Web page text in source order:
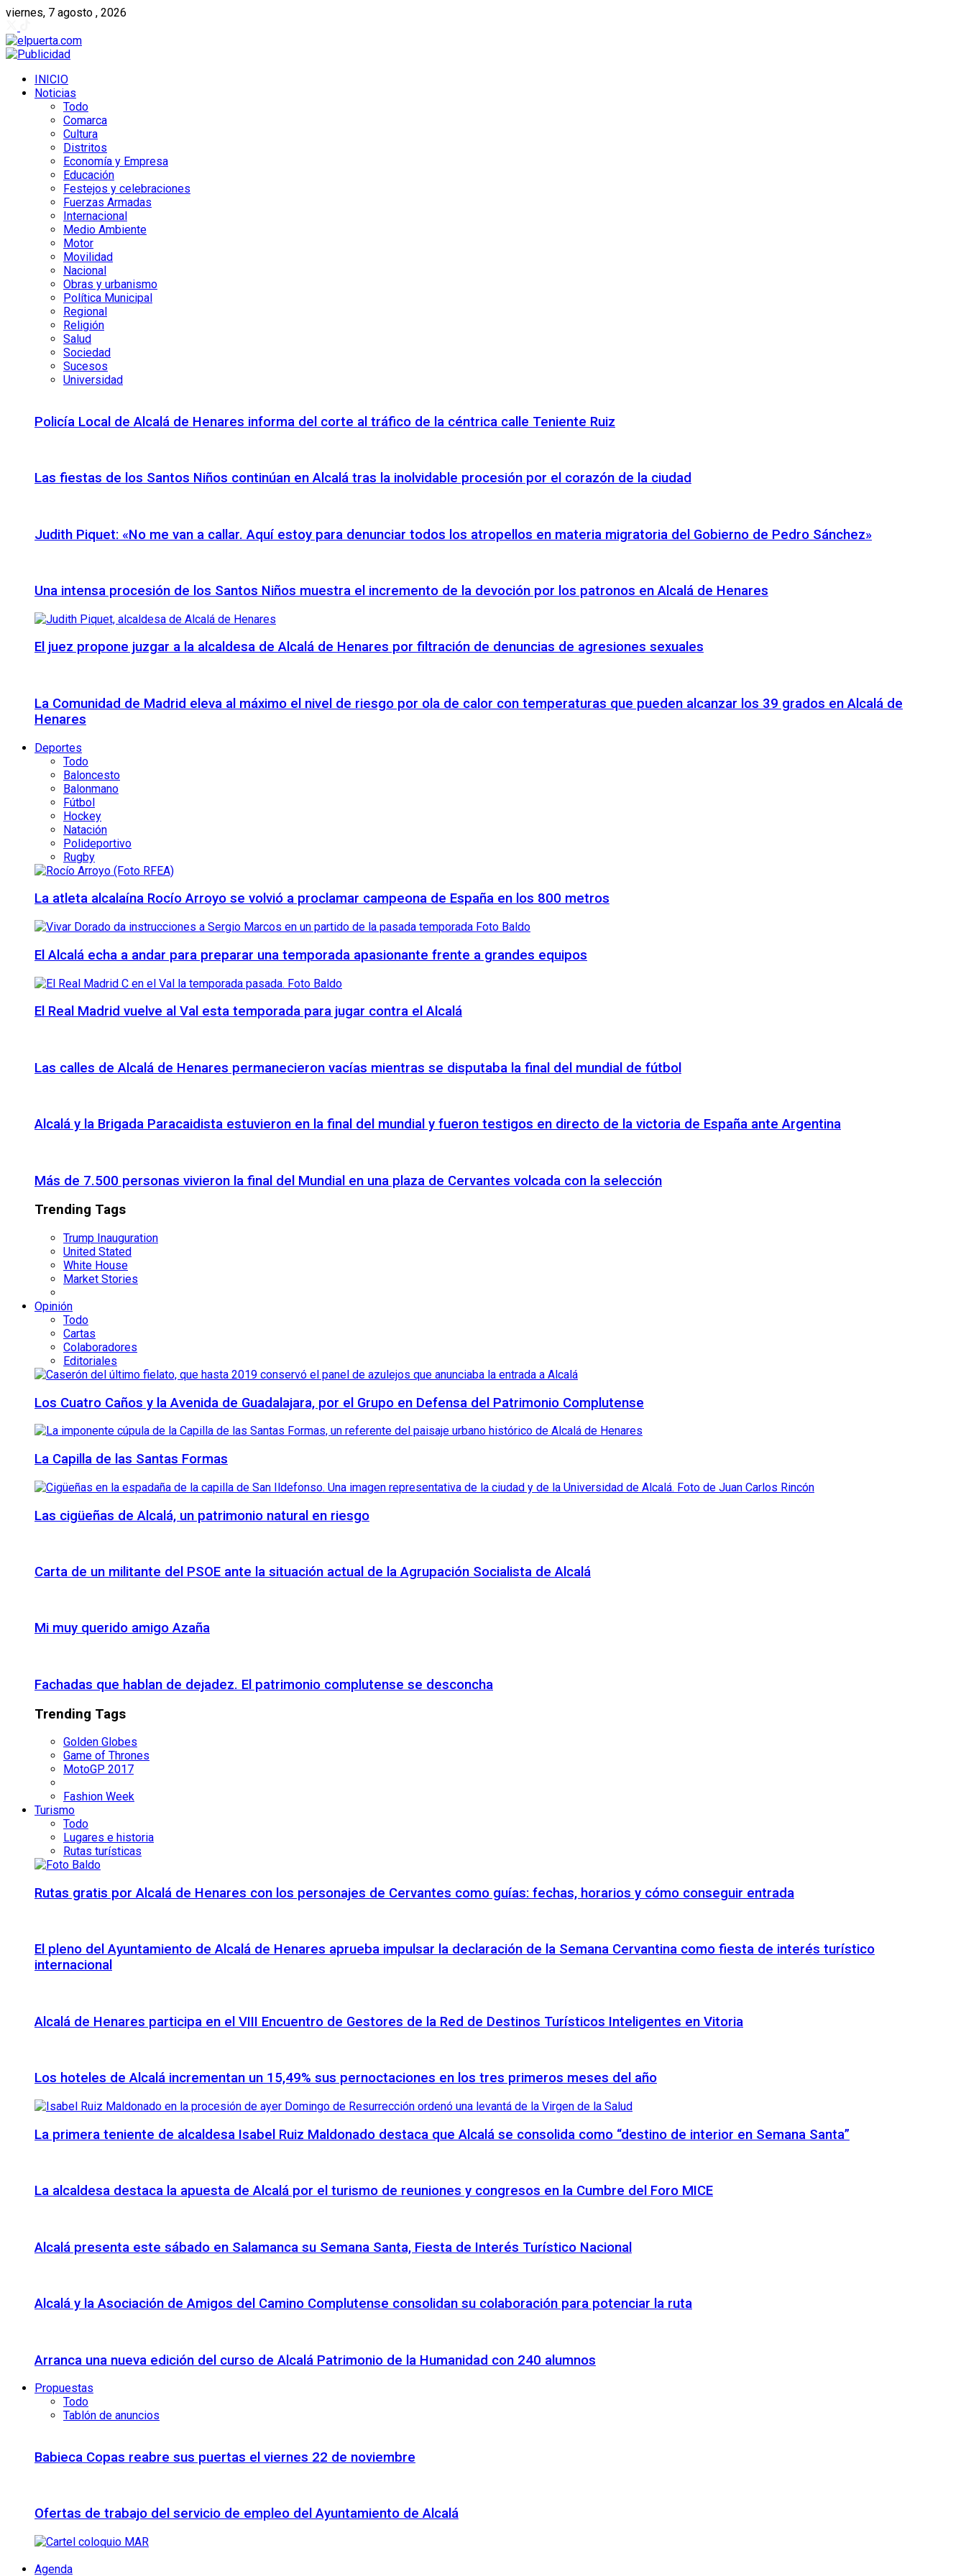
viernes, 7 agosto , 2026
INICIO
Noticias
Todo
Comarca
Cultura
Distritos
Economía y Empresa
Educación
Festejos y celebraciones
Fuerzas Armadas
Internacional
Medio Ambiente
Motor
Movilidad
Nacional
Obras y urbanismo
Política Municipal
Regional
Religión
Salud
Sociedad
Sucesos
Universidad
Policía Local de Alcalá de Henares informa del corte al tráfico de la céntrica calle Teniente Ruiz
Las fiestas de los Santos Niños continúan en Alcalá tras la inolvidable procesión por el corazón de la ciudad
Judith Piquet: «No me van a callar. Aquí estoy para denunciar todos los atropellos en materia migratoria del Gobierno de Pedro Sánchez»
Una intensa procesión de los Santos Niños muestra el incremento de la devoción por los patronos en Alcalá de Henares
El juez propone juzgar a la alcaldesa de Alcalá de Henares por filtración de denuncias de agresiones sexuales
La Comunidad de Madrid eleva al máximo el nivel de riesgo por ola de calor con temperaturas que pueden alcanzar los 39 grados en Alcalá de
Henares
Deportes
Todo
Baloncesto
Balonmano
Fútbol
Hockey
Natación
Polideportivo
Rugby
La atleta alcalaína Rocío Arroyo se volvió a proclamar campeona de España en los 800 metros
El Alcalá echa a andar para preparar una temporada apasionante frente a grandes equipos
El Real Madrid vuelve al Val esta temporada para jugar contra el Alcalá
Las calles de Alcalá de Henares permanecieron vacías mientras se disputaba la final del mundial de fútbol
Alcalá y la Brigada Paracaidista estuvieron en la final del mundial y fueron testigos en directo de la victoria de España ante Argentina
Más de 7.500 personas vivieron la final del Mundial en una plaza de Cervantes volcada con la selección
Trending Tags
Trump Inauguration
United Stated
White House
Market Stories
Opinión
Todo
Cartas
Colaboradores
Editoriales
Los Cuatro Caños y la Avenida de Guadalajara, por el Grupo en Defensa del Patrimonio Complutense
La Capilla de las Santas Formas
Las cigüeñas de Alcalá, un patrimonio natural en riesgo
Carta de un militante del PSOE ante la situación actual de la Agrupación Socialista de Alcalá
Mi muy querido amigo Azaña
Fachadas que hablan de dejadez. El patrimonio complutense se desconcha
Trending Tags
Golden Globes
Game of Thrones
MotoGP 2017
Fashion Week
Turismo
Todo
Lugares e historia
Rutas turísticas
Rutas gratis por Alcalá de Henares con los personajes de Cervantes como guías: fechas, horarios y cómo conseguir entrada
El pleno del Ayuntamiento de Alcalá de Henares aprueba impulsar la declaración de la Semana Cervantina como fiesta de interés turístico
internacional
Alcalá de Henares participa en el VIII Encuentro de Gestores de la Red de Destinos Turísticos Inteligentes en Vitoria
Los hoteles de Alcalá incrementan un 15,49% sus pernoctaciones en los tres primeros meses del año
La primera teniente de alcaldesa Isabel Ruiz Maldonado destaca que Alcalá se consolida como “destino de interior en Semana Santa”
La alcaldesa destaca la apuesta de Alcalá por el turismo de reuniones y congresos en la Cumbre del Foro MICE
Alcalá presenta este sábado en Salamanca su Semana Santa, Fiesta de Interés Turístico Nacional
Alcalá y la Asociación de Amigos del Camino Complutense consolidan su colaboración para potenciar la ruta
Arranca una nueva edición del curso de Alcalá Patrimonio de la Humanidad con 240 alumnos
Propuestas
Todo
Tablón de anuncios
Babieca Copas reabre sus puertas el viernes 22 de noviembre
Ofertas de trabajo del servicio de empleo del Ayuntamiento de Alcalá
Agenda